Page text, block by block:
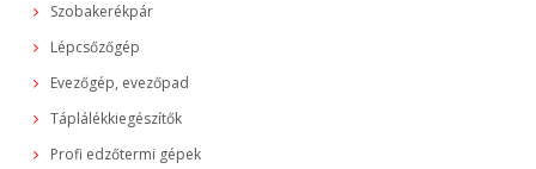
Szobakerékpár
Lépcsőzőgép
Evezőgép, evezőpad
Táplálékkiegészítők
Profi edzőtermi gépek